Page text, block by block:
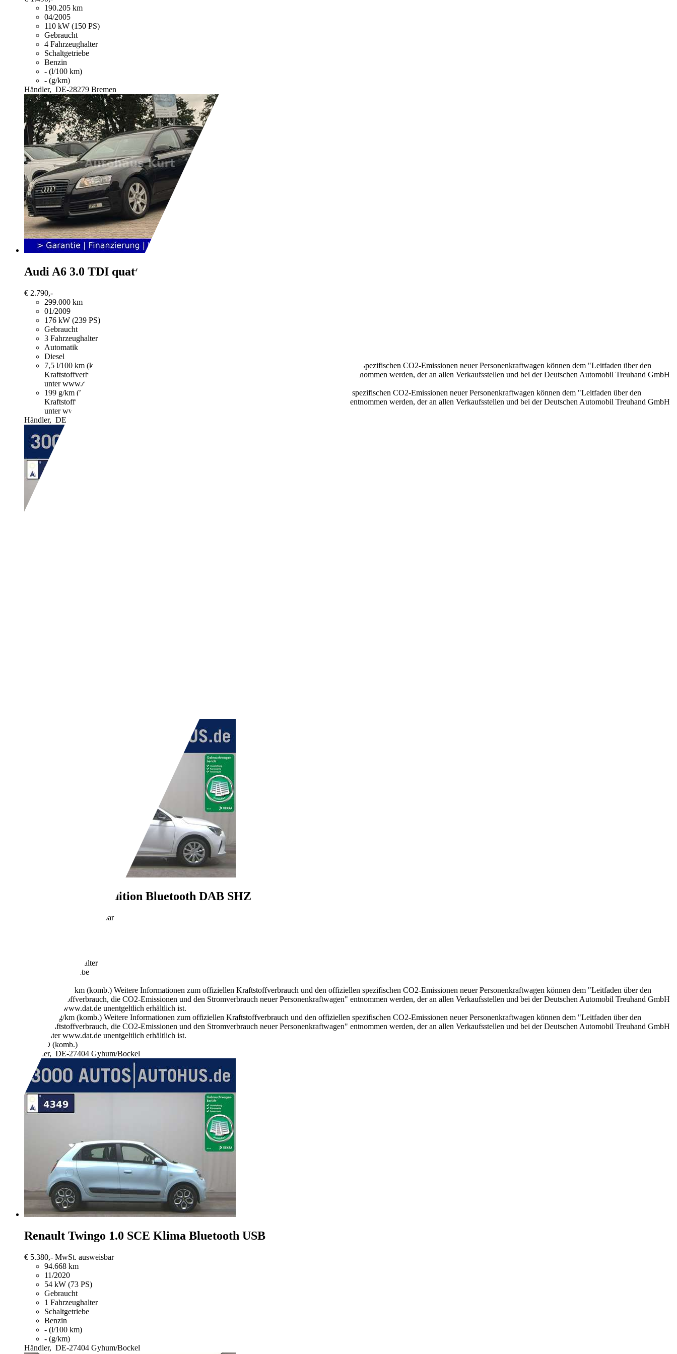
190.205 km
04/2005
110 kW (150 PS)
Gebraucht
4 Fahrzeughalter
Schaltgetriebe
Benzin
- (l/100 km)
- (g/km)
Händler, DE-28279 Bremen
Audi A6 3.0 TDI quattro Avant*LEDER*NAVI*TÜV 10/2026*
€ 2.790,-
299.000 km
01/2009
176 kW (239 PS)
Gebraucht
3 Fahrzeughalter
Automatik
Diesel
7,5 l/100 km (komb.)
Weitere Informationen zum offiziellen Kraftstoffverbrauch und den offiziellen spezifischen CO2-Emissionen neuer Personenkraftwagen können dem "Leitfaden über den
Kraftstoffverbrauch, die CO2-Emissionen und den Stromverbrauch neuer Personenkraftwagen" entnommen werden, der an allen Verkaufsstellen und bei der Deutschen Automobil Treuhand GmbH
unter www.dat.de unentgeltlich erhältlich ist.
199 g/km (komb.)
Weitere Informationen zum offiziellen Kraftstoffverbrauch und den offiziellen spezifischen CO2-Emissionen neuer Personenkraftwagen können dem "Leitfaden über den
Kraftstoffverbrauch, die CO2-Emissionen und den Stromverbrauch neuer Personenkraftwagen" entnommen werden, der an allen Verkaufsstellen und bei der Deutschen Automobil Treuhand GmbH
unter www.dat.de unentgeltlich erhältlich ist.
Händler, DE-27383 Scheeßel
1.2 Edition Bluetooth DAB SHZ
MwSt. ausweisbar
1 Fahrzeughalter
Schaltgetriebe
5,9 l/100 km (komb.) Weitere Informationen zum offiziellen Kraftstoffverbrauch und den offiziellen spezifischen CO2-Emissionen neuer Personenkraftwagen können dem "Leitfaden über den
Kraftstoffverbrauch, die CO2-Emissionen und den Stromverbrauch neuer Personenkraftwagen" entnommen werden, der an allen Verkaufsstellen und bei der Deutschen Automobil Treuhand GmbH
unter www.dat.de unentgeltlich erhältlich ist.
133 g/km (komb.) Weitere Informationen zum offiziellen Kraftstoffverbrauch und den offiziellen spezifischen CO2-Emissionen neuer Personenkraftwagen können dem "Leitfaden über den
Kraftstoffverbrauch, die CO2-Emissionen und den Stromverbrauch neuer Personenkraftwagen" entnommen werden, der an allen Verkaufsstellen und bei der Deutschen Automobil Treuhand GmbH
unter www.dat.de unentgeltlich erhältlich ist.
D (komb.)
Händler, DE-27404 Gyhum/Bockel
Renault Twingo 1.0 SCE Klima Bluetooth USB
€ 5.380,- MwSt. ausweisbar
94.668 km
11/2020
54 kW (73 PS)
Gebraucht
1 Fahrzeughalter
Schaltgetriebe
Benzin
- (l/100 km)
- (g/km)
Händler, DE-27404 Gyhum/Bockel